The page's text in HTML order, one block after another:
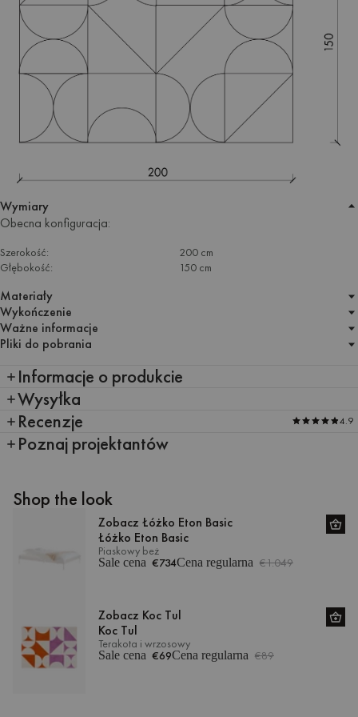
Wymiary
Obecna konfiguracja:
Szerokość:
200 cm
Głębokość:
150 cm
Materiały
Wykończenie
Ważne informacje
Pliki do pobrania
Informacje o produkcie
Wysyłka
Recenzje
4.9
Poznaj projektantów
Shop the look
Zobacz Łóżko Eton Basic
Łóżko Eton Basic
Piaskowy beż
Sale cena €734Cena regularna €1.049
Zobacz Koc Tul
Koc Tul
Terakota i wrzosowy
Sale cena €69Cena regularna €89